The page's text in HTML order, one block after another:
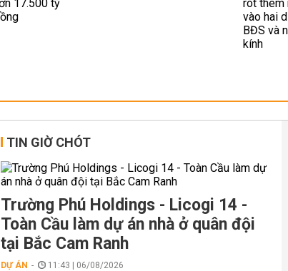
TIN GIỜ CHÓT
Trường Phú Holdings - Licogi 14 -
Toàn Cầu làm dự án nhà ở quân đội
tại Bắc Cam Ranh
DỰ ÁN 11:43 | 06/08/2026